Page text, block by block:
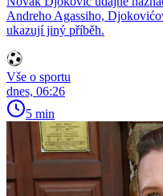
Andreho Agassiho,
ukazují jiný příběh.
Vše o sportu
dnes, 06:26
5 min